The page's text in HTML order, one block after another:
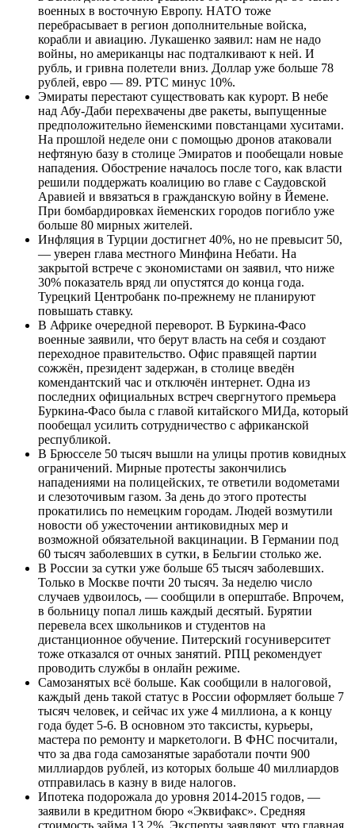
военных в восточную Европу. НАТО тоже
перебрасывает в регион дополнительные войска,
корабли и авиацию. Лукашенко заявил: нам не надо
войны, но американцы нас подталкивают к ней. И
рубль, и гривна полетели вниз. Доллар уже больше 78
рублей, евро — 89. РТС минус 10%.
Эмираты перестают существовать как курорт. В небе
над Абу-Даби перехвачены две ракеты, выпущенные
предположительно йеменскими повстанцами хуситами.
На прошлой неделе они с помощью дронов атаковали
нефтяную базу в столице Эмиратов и пообещали новые
нападения. Обострение началось после того, как власти
решили поддержать коалицию во главе с Саудовской
Аравией и ввязаться в гражданскую войну в Йемене.
При бомбардировках йеменских городов погибло уже
больше 80 мирных жителей.
Инфляция в Турции достигнет 40%, но не превысит 50,
— уверен глава местного Минфина Небати. На
закрытой встрече с экономистами он заявил, что ниже
30% показатель вряд ли опустятся до конца года.
Турецкий Центробанк по-прежнему не планируют
повышать ставку.
В Африке очередной переворот. В Буркина-Фасо
военные заявили, что берут власть на себя и создают
переходное правительство. Офис правящей партии
сожжён, президент задержан, в столице введён
комендантский час и отключён интернет. Одна из
последних официальных встреч свергнутого премьера
Буркина-Фасо была с главой китайского МИДа, который
пообещал усилить сотрудничество с африканской
республикой.
В Брюсселе 50 тысяч вышли на улицы против ковидных
ограничений. Мирные протесты закончились
нападениями на полицейских, те ответили водометами
и слезоточивым газом. За день до этого протесты
прокатились по немецким городам. Людей возмутили
новости об ужесточении антиковидных мер и
возможной обязательной вакцинации. В Германии под
60 тысяч заболевших в сутки, в Бельгии столько же.
В России за сутки уже больше 65 тысяч заболевших.
Только в Москве почти 20 тысяч. За неделю число
случаев удвоилось, — сообщили в оперштабе. Впрочем,
в больницу попал лишь каждый десятый. Бурятии
перевела всех школьников и студентов на
дистанционное обучение. Питерский госуниверситет
тоже отказался от очных занятий. РПЦ рекомендует
проводить службы в онлайн режиме.
Самозанятых всё больше. Как сообщили в налоговой,
каждый день такой статус в России оформляет больше 7
тысяч человек, и сейчас их уже 4 миллиона, а к концу
года будет 5-6. В основном это таксисты, курьеры,
мастера по ремонту и маркетологи. В ФНС посчитали,
что за два года самозанятые заработали почти 900
миллиардов рублей, из которых больше 40 миллиардов
отправилась в казну в виде налогов.
Ипотека подорожала до уровня 2014-2015 годов, —
заявили в кредитном бюро «Эквифакс». Средняя
стоимость займа 13,2%. Эксперты заявляют, что главная